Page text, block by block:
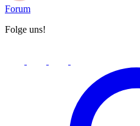
Forum
Folge uns!